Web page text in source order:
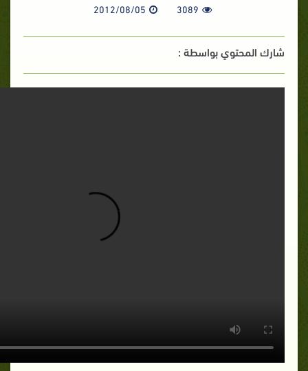
3089
2012/08/05
شارك المحتوي بواسطة :